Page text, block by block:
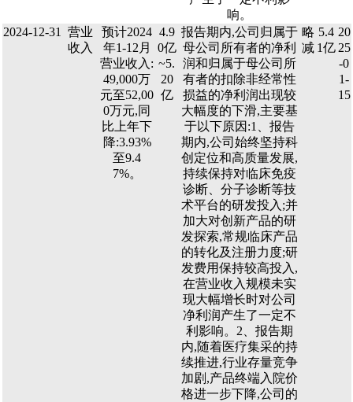
响。
2024-12-31
营业
收入
预计2024
年1-12月
营业收入:
49,000万
元至52,00
0万元,同
比上年下
降:3.93%
至9.4
7%。
4.9
0亿
~5.
20
亿
报告期内,公司归属于
母公司所有者的净利
润和归属于母公司所
有者的扣除非经常性
损益的净利润出现较
大幅度的下滑,主要基
于以下原因:1、报告
期内,公司始终坚持科
创定位和高质量发展,
持续保持对临床免疫
诊断、分子诊断等技
术平台的研发投入;并
加大对创新产品的研
发探索,常规临床产品
的转化及注册力度;研
发费用保持较高投入,
在营业收入规模未实
现大幅增长时对公司
净利润产生了一定不
利影响。2、报告期
内,随着医疗集采的持
续推进,行业存量竞争
加剧,产品终端入院价
格进一步下降,公司的
略
减
5.4
1亿
20
25
-0
1-
15